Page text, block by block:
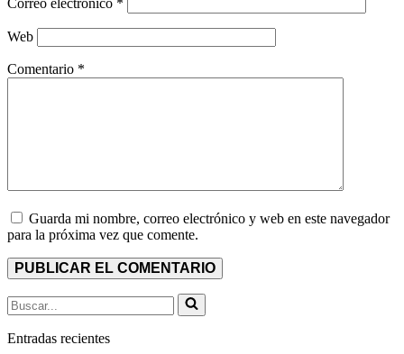
Correo electrónico *
Web
Comentario *
Guarda mi nombre, correo electrónico y web en este navegador
para la próxima vez que comente.
Buscar...
Entradas recientes